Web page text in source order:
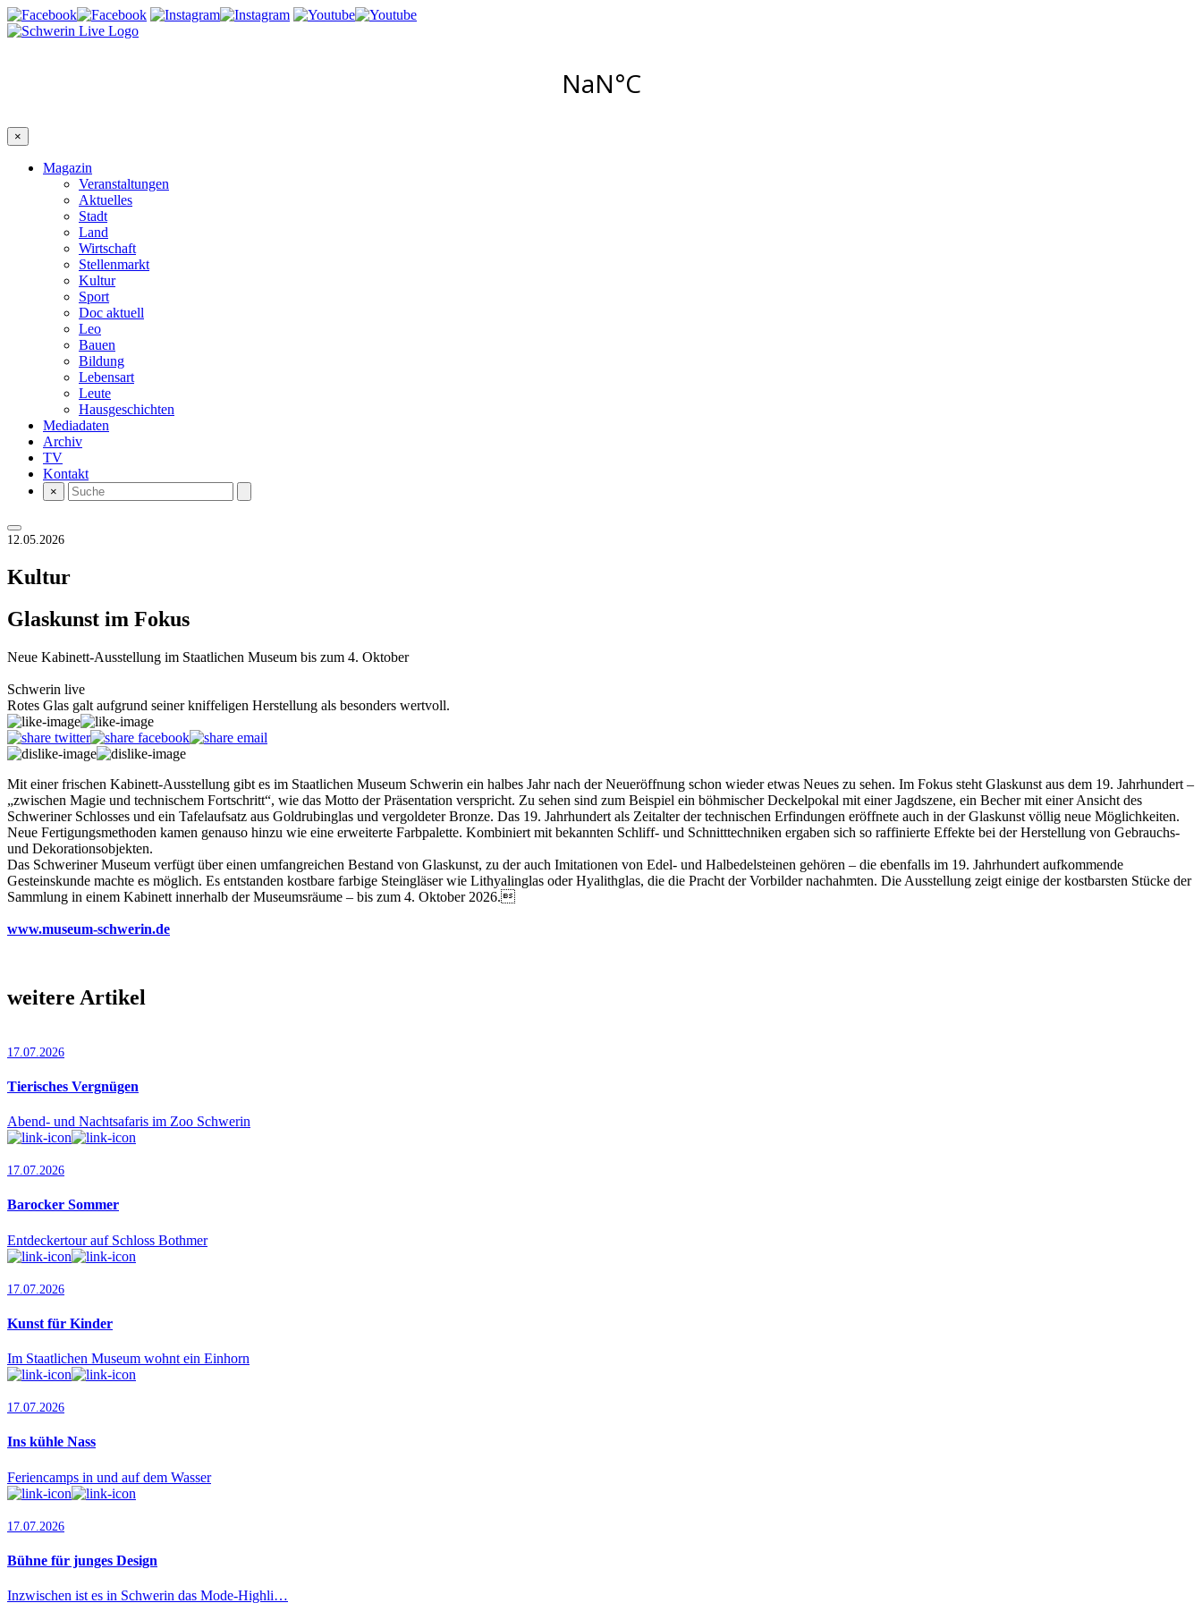
×
Magazin
Veranstaltungen
Aktuelles
Stadt
Land
Wirtschaft
Stellenmarkt
Kultur
Sport
Doc aktuell
Leo
Bauen
Bildung
Lebensart
Leute
Hausgeschichten
Mediadaten
Archiv
TV
Kontakt
×
12.05.2026
Kultur
Glaskunst im Fokus
Neue Kabinett-Ausstellung im Staatlichen Museum bis zum 4. Oktober
Schwerin live
Rotes Glas galt aufgrund seiner kniffeligen Herstellung als besonders wertvoll.
Mit einer frischen Kabinett-Ausstellung gibt es im Staatlichen Museum Schwerin ein halbes Jahr nach der Neueröffnung schon wieder etwas Neues zu sehen. Im Fokus steht Glaskunst aus dem 19. Jahrhundert –
„zwischen Magie und technischem Fortschritt“, wie das Motto der Präsentation verspricht. Zu sehen sind zum Beispiel ein böhmischer Deckelpokal mit einer Jagdszene, ein Becher mit einer Ansicht des
Schweriner Schlosses und ein Tafelaufsatz aus Goldrubinglas und vergoldeter Bronze. Das 19. Jahrhundert als Zeitalter der technischen Erfindungen eröffnete auch in der Glaskunst völlig neue Möglichkeiten.
Neue Fertigungsmethoden kamen genauso hinzu wie eine erweiterte Farbpalette. Kombiniert mit bekannten Schliff- und Schnitttechniken ergaben sich so raffinierte Effekte bei der Herstellung von Gebrauchs-
und Dekorationsobjekten.
Das Schweriner Museum verfügt über einen umfangreichen Bestand von Glaskunst, zu der auch Imitationen von Edel- und Halbedelsteinen gehören – die ebenfalls im 19. Jahrhundert aufkommende
Gesteinskunde machte es möglich. Es entstanden kostbare farbige Steingläser wie Lithyalinglas oder Hyalithglas, die die Pracht der Vorbilder nachahmten. Die Ausstellung zeigt einige der kostbarsten Stücke der
Sammlung in einem Kabinett innerhalb der Museumsräume – bis zum 4. Oktober 2026.
www.museum-schwerin.de
weitere Artikel
17.07.2026
Tierisches Vergnügen
Abend- und Nachtsafaris im Zoo Schwerin
17.07.2026
Barocker Sommer
Entdeckertour auf Schloss Bothmer
17.07.2026
Kunst für Kinder
Im Staatlichen Museum wohnt ein Einhorn
17.07.2026
Ins kühle Nass
Feriencamps in und auf dem Wasser
17.07.2026
Bühne für junges Design
Inzwischen ist es in Schwerin das Mode-Highli…